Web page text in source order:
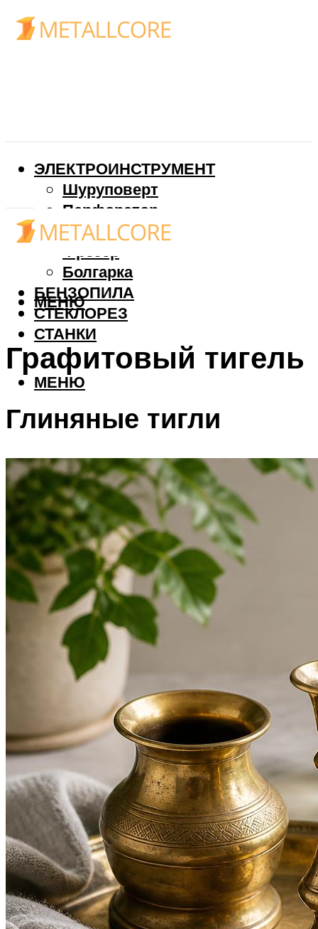
ЭЛЕКТРОИНСТРУМЕНТ
Шуруповерт
Перфоратор
Дрель
Фрезер
Болгарка
БЕНЗОПИЛА
СТЕКЛОРЕЗ
СТАНКИ
МЕНЮ
МЕНЮ
Графитовый тигель
Глиняные тигли